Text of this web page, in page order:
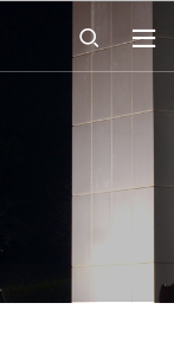
열기